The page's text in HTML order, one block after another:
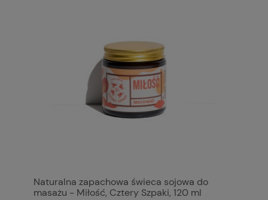
Naturalna zapachowa świeca sojowa do
masażu - Miłość, Cztery Szpaki, 120 ml